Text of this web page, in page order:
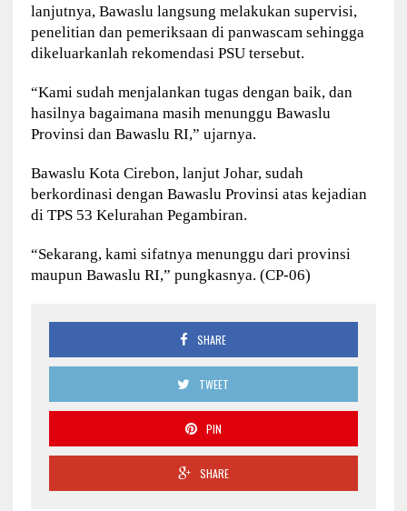
lanjutnya, Bawaslu langsung melakukan supervisi,
penelitian dan pemeriksaan di panwascam sehingga
dikeluarkanlah rekomendasi PSU tersebut.
“Kami sudah menjalankan tugas dengan baik, dan
hasilnya bagaimana masih menunggu Bawaslu
Provinsi dan Bawaslu RI,” ujarnya.
Bawaslu Kota Cirebon, lanjut Johar, sudah
berkordinasi dengan Bawaslu Provinsi atas kejadian
di TPS 53 Kelurahan Pegambiran.
“Sekarang, kami sifatnya menunggu dari provinsi
maupun Bawaslu RI,” pungkasnya. (CP-06)
SHARE
TWEET
PIN
SHARE